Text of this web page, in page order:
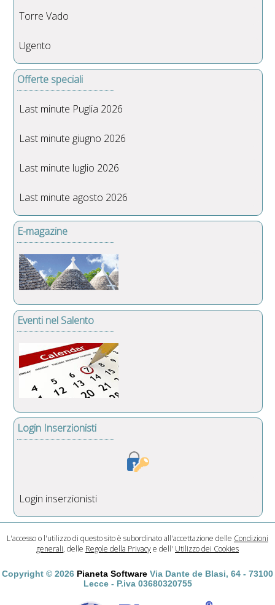
Torre Vado
Ugento
Offerte speciali
Last minute Puglia 2026
Last minute giugno 2026
Last minute luglio 2026
Last minute agosto 2026
E-magazine
Eventi nel Salento
Login Inserzionisti
Login inserzionisti
L'accesso o l'utilizzo di questo sito è subordinato all'accettazione delle Condizioni
generali, delle Regole della Privacye dell' Utilizzo dei Cookies
Copyright © 2026 Pianeta Software Via Dante de Blasi, 64 - 73100
Lecce - P.iva 03680320755